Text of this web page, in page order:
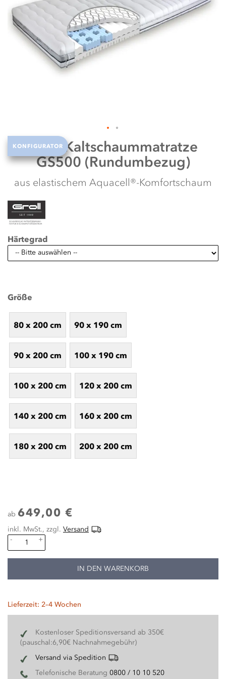
Anfang
der
springen
KONFIGURATOR
Groll Kaltschaummatratze
GS500 (Rundumbezug)
aus elastischem Aquacell®-Komfortschaum
Härtegrad
Größe
80 x 200 cm 90 x 190 cm
90 x 200 cm 100 x 190 cm
100 x 200 cm 120 x 200 cm
140 x 200 cm 160 x 200 cm
180 x 200 cm 200 x 200 cm
ab 649,00 €
inkl. MwSt., zzgl. Versand
-
+
IN DEN WARENKORB
Lieferzeit: 2–4 Wochen
Kostenloser Speditionsversand ab 350€
(pauschal:6,90€ Nachnahmegebühr)
Versand via Spedition
Telefonische Beratung 0800 / 10 10 520